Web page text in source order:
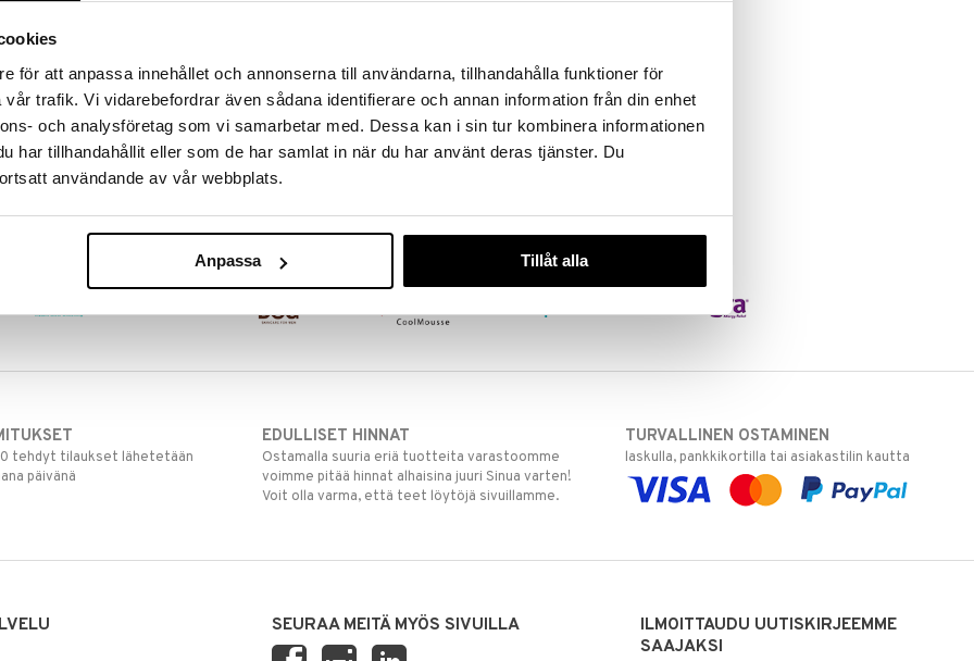
för att anpassa innehållet och annonserna till användarna, tillhandahålla funktioner för
trafik. Vi vidarebefordrar även sådana identifierare och annan information från din enhet
och analysföretag som vi samarbetar med. Dessa kan i sin tur kombinera informationen
har tillhandahållit eller som de har samlat in när du har använt deras tjänster. Du
användande av vår webbplats.
Anpassa Tillåt alla
tehdyt tilaukset lähetetään
päivänä
EDULLISET HINNAT
Ostamalla suuria eriä tuotteita varastoomme
voimme pitää hinnat alhaisina juuri Sinua varten!
Voit olla varma, että teet löytöjä sivuillamme.
TURVALLINEN OSTAMINEN
laskulla, pankkikortilla tai asiakastilin kautta
SEURAA MEITÄ MYÖS SIVUILLA
ILMOITTAUDU UUTISKIRJEEMME
SAAJAKSI